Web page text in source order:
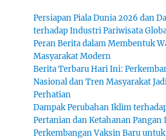
Persiapan Piala Dunia 2026 dan
terhadap Industri Pariwisata
Peran Berita dalam Membentuk
Masyarakat Modern
Berita Terbaru Hari Ini:
Nasional dan Tren Masyarakat
Perhatian
Dampak Perubahan Iklim
Pertanian dan Ketahanan Pangan
Perkembangan Vaksin Baru